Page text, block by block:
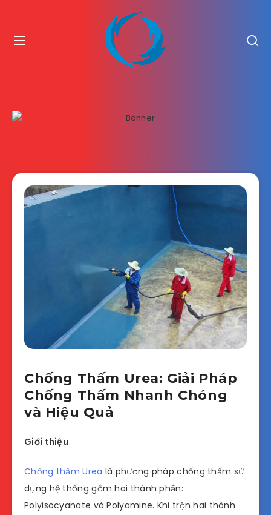
Chống Thấm Urea: Giải Pháp
Chống Thấm Nhanh Chóng
và Hiệu Quả
Giới thiệu
Chống thấm Urea là phương pháp chống thấm sử
dụng hệ thống gồm hai thành phần:
Polyisocyanate và Polyamine. Khi trộn hai thành